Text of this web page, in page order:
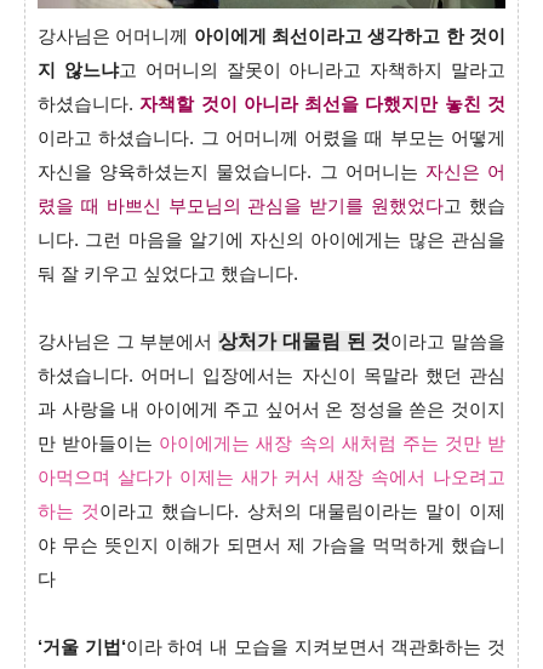
강사님은 어머니께 아이에게 최선이라고 생각하고 한 것이
지 않느냐고 어머니의 잘못이 아니라고 자책하지 말라고
하셨습니다.자책할 것이 아니라 최선을 다했지만 놓친 것
이라고 하셨습니다. 그 어머니께 어렸을 때 부모는 어떻게
자신을 양육하셨는지 물었습니다. 그 어머니는 자신은 어
렸을 때 바쁘신 부모님의 관심을 받기를 원했었다고 했습
니다. 그런 마음을 알기에 자신의 아이에게는 많은 관심을
둬 잘 키우고 싶었다고 했습니다.
강사님은 그 부분에서상처가 대물림 된 것이라고 말씀을
하셨습니다. 어머니 입장에서는 자신이 목말라 했던 관심
과 사랑을 내 아이에게 주고 싶어서 온 정성을 쏟은 것이지
만 받아들이는 아이에게는 새장 속의 새처럼 주는 것만 받
아먹으며 살다가 이제는 새가 커서 새장 속에서 나오려고
하는 것이라고 했습니다. 상처의 대물림이라는 말이 이제
야 무슨 뜻인지 이해가 되면서 제 가슴을 먹먹하게 했습니
다
‘거울 기법‘이라 하여 내 모습을 지켜보면서 객관화하는 것